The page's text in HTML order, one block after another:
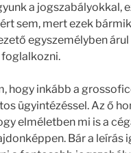
a jogszabályokkal,
sem, mert ezek
egyszemélyben árul
foglalkozni.
hogy inkább a
ügyintézéssel. Az ő
elméletben mi is a
Bár a leírás